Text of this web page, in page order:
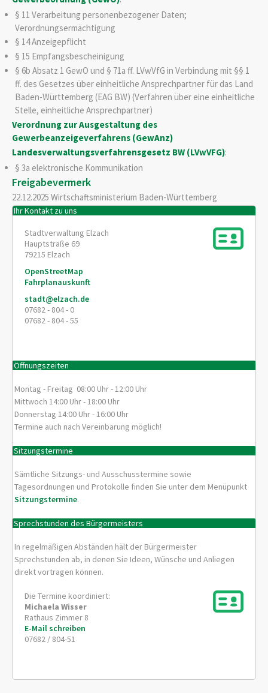
§ 11 Verarbeitung personenbezogener Daten;
Verordnungsermächtigung
§ 14 Anzeigepflicht
§ 15 Empfangsbescheinigung
§ 6b Absatz 1 GewO und § 71a ff. LVwVfG in Verbindung mit §§ 1
ff. des Gesetzes über einheitliche Ansprechpartner für das Land
Baden-Württemberg (EAG BW) (Verfahren über eine einheitliche
Stelle, einheitliche Ansprechpartner)
Verordnung zur Ausgestaltung des
Gewerbeanzeigeverfahrens (GewAnz)
Landesverwaltungsverfahrensgesetz BW (LVwVFG):
§ 3a elektronische Kommunikation
Freigabevermerk
22.12.2025 Wirtschaftsministerium Baden-Württemberg
Ihr Kontakt zu uns
Stadtverwaltung Elzach
Hauptstraße 69
79215 Elzach
OpenStreetMap
Fahrplanauskunft
stadt@elzach.de
07682 - 804 - 0
07682 - 804 - 55
Öffnungszeiten
Montag - Freitag 08:00 Uhr - 12:00 Uhr
Mittwoch 14:00 Uhr - 18:00 Uhr
Donnerstag 14:00 Uhr - 16:00 Uhr
Termine auch nach Vereinbarung möglich!
Sitzungstermine
Sämtliche Sitzungs- und Ausschusstermine sowie
Tagesordnungen und Protokolle finden Sie unter dem Menüpunkt
Sitzungstermine.
Sprechstunden des Bürgermeisters
In regelmäßigen Abständen hält der Bürgermeister
Sprechstunden ab, in denen Sie Ideen, Wünsche und Anliegen
direkt vortragen können.
Die Termine koordiniert:
Michaela Wisser
Rathaus Zimmer 8
E-Mail schreiben
07682 / 804-51